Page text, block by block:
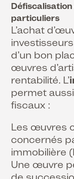
particuliers
L’achat
d’un bon
œuvres
rentabilité. L’
permet
fiscaux :
Les œuvres
concernés
immobilière
Une œuvre